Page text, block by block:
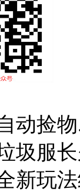
动捡
圾服
新玩